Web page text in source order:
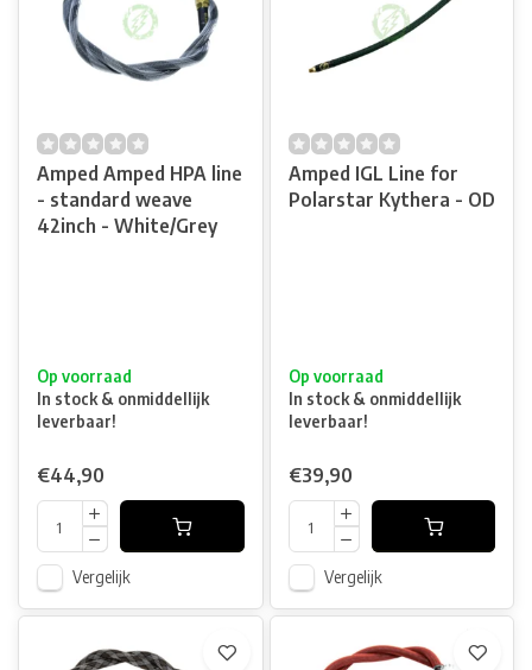
Amped Amped HPA line
- standard weave
42inch - White/Grey
Op voorraad
In stock & onmiddellijk
leverbaar!
€44,90
Vergelijk
Amped IGL Line for
Polarstar Kythera - OD
Op voorraad
In stock & onmiddellijk
leverbaar!
€39,90
Vergelijk